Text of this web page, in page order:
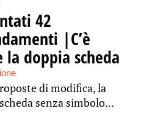
42
|C’è
la doppia scheda
di modifica, la
senza simbolo...